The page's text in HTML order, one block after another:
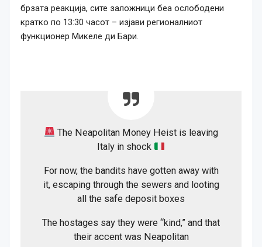
брзата реакција, сите заложници беа ослободени
кратко по 13:30 часот – изјави регионалниот
функционер Микеле ди Бари.
The Neapolitan Money Heist is leaving
Italy in shock
For now, the bandits have gotten away with
it, escaping through the sewers and looting
all the safe deposit boxes
The hostages say they were “kind,” and that
their accent was Neapolitan